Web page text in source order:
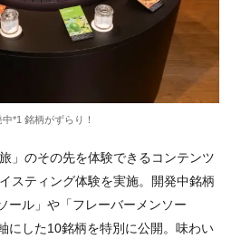
中*1 銘柄がずらり！
」のその先を体験できるコンテンツ
スティング体験を実施。開発中銘柄
ール」や「フレーバーメンソー
にした10銘柄を特別に公開。味わい